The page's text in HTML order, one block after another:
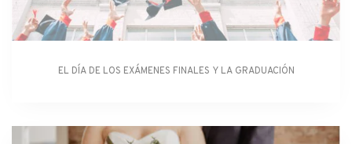
EL DÍA DE LOS EXÁMENES FINALES Y LA GRADUACIÓN